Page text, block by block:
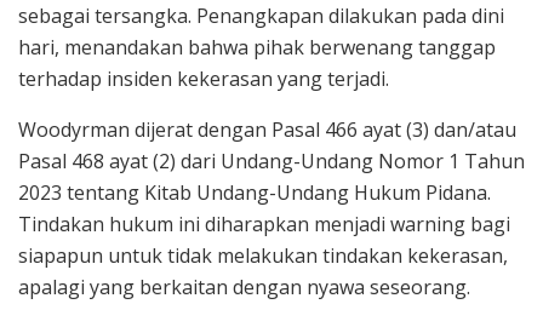
sebagai tersangka. Penangkapan dilakukan pada dini
hari, menandakan bahwa pihak berwenang tanggap
terhadap insiden kekerasan yang terjadi.
Woodyrman dijerat dengan Pasal 466 ayat (3) dan/atau
Pasal 468 ayat (2) dari Undang-Undang Nomor 1 Tahun
2023 tentang Kitab Undang-Undang Hukum Pidana.
Tindakan hukum ini diharapkan menjadi warning bagi
siapapun untuk tidak melakukan tindakan kekerasan,
apalagi yang berkaitan dengan nyawa seseorang.